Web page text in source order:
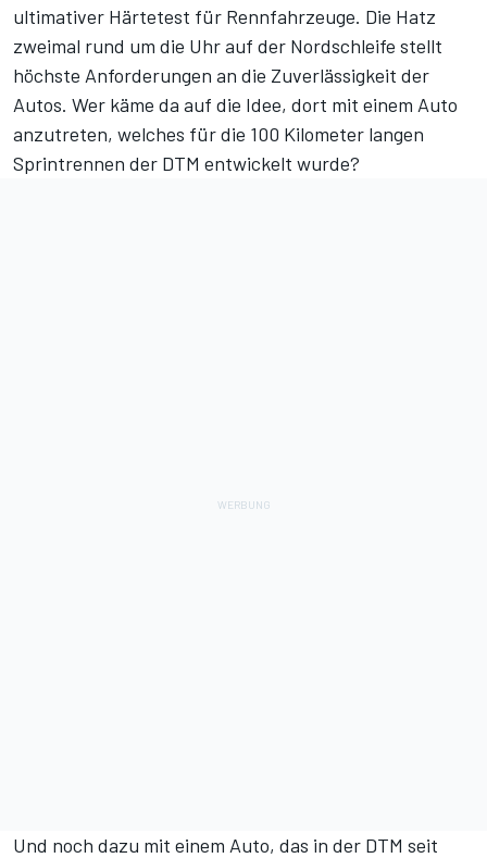
ultimativer Härtetest für Rennfahrzeuge. Die Hatz
zweimal rund um die Uhr auf der Nordschleife stellt
höchste Anforderungen an die Zuverlässigkeit der
Autos. Wer käme da auf die Idee, dort mit einem Auto
anzutreten, welches für die 100 Kilometer langen
Sprintrennen der DTM entwickelt wurde?
Und noch dazu mit einem Auto, das in der DTM seit